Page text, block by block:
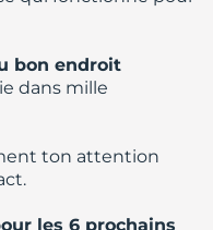
bon endroit
dans mille
ton attention
les 6 prochains